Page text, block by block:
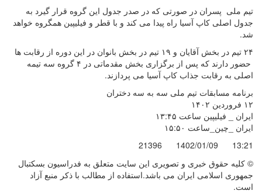
تیم ملی پسران در صورتی که در صدر جدول این گروه قرار گیرد به
جدول اصلی کاپ آسیا راه پیدا می کند و با قطر و فیلیپین همگروه خواهد
شد.
۲۴ تیم در بخش آقایان و ۱۹ تیم در بخش بانوان در این دوره از رقابت ها
حضور دارند که پس از برگزاری بخش مقدماتی در ۴ گروه سه تیمه
اصلی به رقابت جذاب کاپ آسیا می پردازند.
برنامه مسابقات تیم ملی سه به سه دختران
۱۲ فروردین ۱۴۰۲
ایران _ فیلیپین ساعت ۱۳:۴۵
ایران _چین_ساعت ۱۵:۵۰
13:21
1402/01/09
21396
© کليه حقوق خبری و تصويری اين سايت متعلق به فدراسیون بسکتبال
جمهوری اسلامی ایران می باشد.استفاده از مطالب با ذكر منبع آزاد
است.